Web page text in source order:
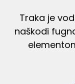
Traka je
naškodi